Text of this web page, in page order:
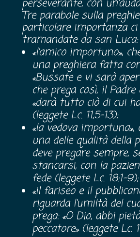
perseverante, con
Tre parabole sulla
particolare importanza
tramandate da san Luca:
«l’amico importuno»,
una preghiera fatta
«Bussate e vi sarà
che prega così, il Padre
«darà tutto ciò di cui
(leggete Lc. 11,5-13);
«la vedova
una delle qualità della
deve pregare sempre,
stancarsi, con la
fede (leggete Lc. 18:1-9);
«il fariseo e il
riguarda l’umiltà del
prega: «O Dio, abbi
peccatore» (leggete Lc.